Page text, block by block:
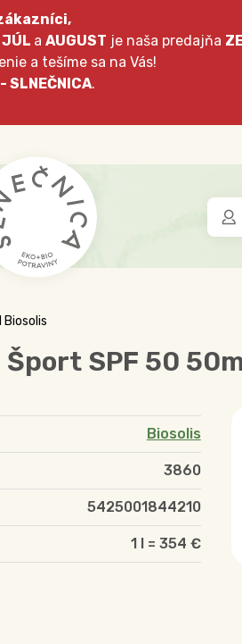
JÚL a AUGUST je naša predajňa
a tešíme sa na Vás!
SLNEČNICA.
SPF 50
Biosolis
3860
5425001844210
1 l = 354 €